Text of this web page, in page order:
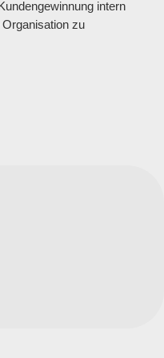
intern
zu